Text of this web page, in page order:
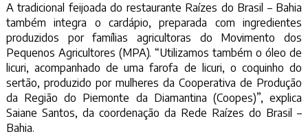
A tradicional feijoada do restaurante Raízes do Brasil – Bahia
também integra o cardápio, preparada com ingredientes
produzidos por famílias agricultoras do Movimento dos
Pequenos Agricultores (MPA). “Utilizamos também o óleo de
licuri, acompanhado de uma farofa de licuri, o coquinho do
sertão, produzido por mulheres da Cooperativa de Produção
da Região do Piemonte da Diamantina (Coopes)”, explica
Saiane Santos, da coordenação da Rede Raízes do Brasil –
Bahia.